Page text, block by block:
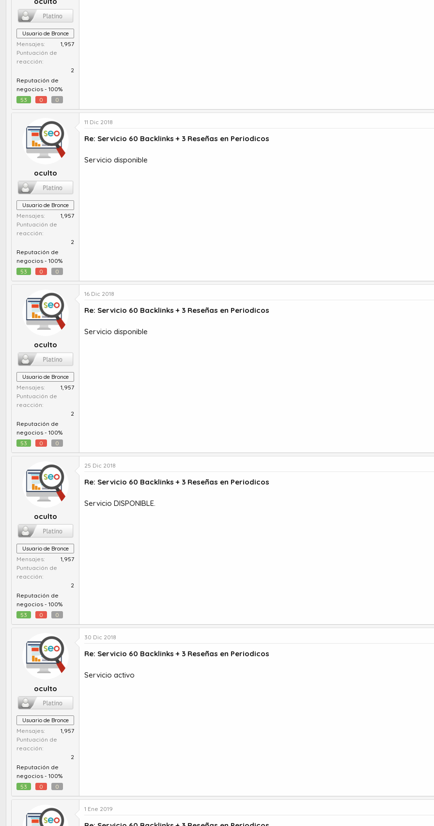
Usuario de Bronce
Mensajes
1,957
Puntuación de
reacción
2
Reputación de
negocios - 100%
53
0 0
oculto
Usuario de Bronce
Mensajes
1,957
Puntuación de
reacción
2
Reputación de
negocios - 100%
53
0 0
11 Dic 2018
Re: Servicio 60 Backlinks + 3 Reseñas en Periodicos
Servicio disponible
oculto
Usuario de Bronce
Mensajes
1,957
Puntuación de
reacción
2
Reputación de
negocios - 100%
53
0 0
16 Dic 2018
Re: Servicio 60 Backlinks + 3 Reseñas en Periodicos
Servicio disponible
oculto
Usuario de Bronce
Mensajes
1,957
Puntuación de
reacción
2
Reputación de
negocios - 100%
53
0 0
25 Dic 2018
Re: Servicio 60 Backlinks + 3 Reseñas en Periodicos
Servicio DISPONIBLE.
oculto
Usuario de Bronce
Mensajes
1,957
Puntuación de
reacción
2
Reputación de
negocios - 100%
53
0 0
30 Dic 2018
Re: Servicio 60 Backlinks + 3 Reseñas en Periodicos
Servicio activo
1 Ene 2019